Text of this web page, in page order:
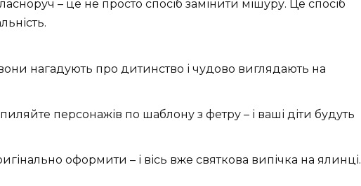
– це не просто спосіб замінити мішуру. Це спосіб
нагадують про дитинство і чудово виглядають на
персонажів по шаблону з фетру – і ваші діти будуть
оформити – і вісь вже святкова випічка на ялинці.